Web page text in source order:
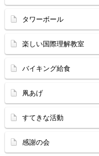
タワーボール
楽しい国際理解教室
バイキング給食
凧あげ
すてきな活動
感謝の会